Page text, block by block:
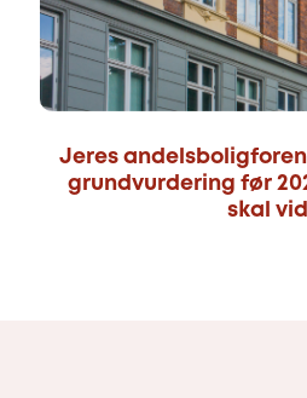
Jeres
grundvurdering før
skal